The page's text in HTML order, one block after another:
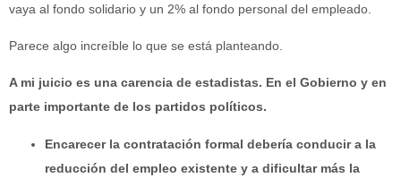
vaya al fondo solidario y un 2% al fondo personal del empleado.
Parece algo increíble lo que se está planteando.
A mi juicio es una carencia de estadistas. En el Gobierno y en
parte importante de los partidos políticos.
Encarecer la contratación formal debería conducir a la
reducción del empleo existente y a dificultar más la